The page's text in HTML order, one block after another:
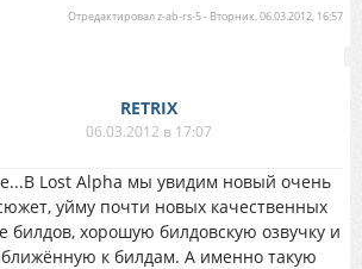
Отредактировалz-ab-rs-5- Вторник, 06.03.2012, 16:57
RETRIX
06.03.2012 в 17:07
Lost Alpha мы увидим новый очень
уйму почти новых качественных
билдов, хорошую билдовскую озвучку и
к билдам. А именно такую